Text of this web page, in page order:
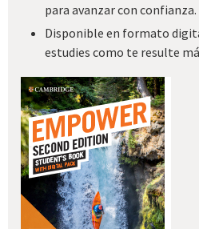
para avanzar con confianza.
Disponible en formato
estudies como te resulte